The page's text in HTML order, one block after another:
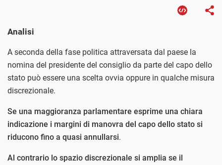
Analisi
A seconda della fase politica attraversata dal paese la
nomina del presidente del consiglio da parte del capo dello
stato può essere una scelta ovvia oppure in qualche misura
discrezionale.
Se una maggioranza parlamentare esprime una chiara
indicazione i margini di manovra del capo dello stato si
riducono fino a quasi annullarsi.
Al contrario lo spazio discrezionale si amplia se il